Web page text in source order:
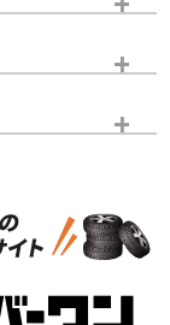
りますので、あら
外し品（新古
付き